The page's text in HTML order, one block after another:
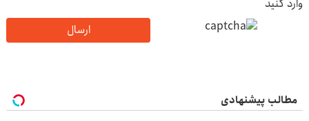
وارد کنید
ارسال
مطالب پیشنهادی